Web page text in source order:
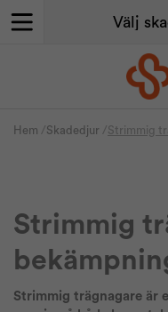
Hem /Skadedjur /Strimmig
Strimmig
Strimmig trägnagare är